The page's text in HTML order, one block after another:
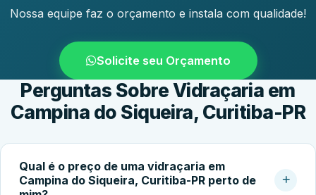
Nossa equipe faz o orçamento e instala com qualidade!
Solicite seu Orçamento
Perguntas Sobre Vidraçaria em
Campina do Siqueira, Curitiba-PR
Qual é o preço de uma vidraçaria em
Campina do Siqueira, Curitiba-PR perto de